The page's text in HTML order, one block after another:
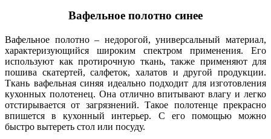
Вафельное полотно синее
Вафельное полотно – недорогой, универсальный материал,
характеризующийся широким спектром применения. Его
используют как протирочную ткань, также применяют для
пошива скатертей, салфеток, халатов и другой продукции.
Ткань вафельная синяя идеально подходит для изготовления
кухонных полотенец. Она отлично впитывают влагу и легко
отстирывается от загрязнений. Такое полотенце прекрасно
впишется в кухонный интерьер. С его помощью можно
быстро вытереть стол или посуду.